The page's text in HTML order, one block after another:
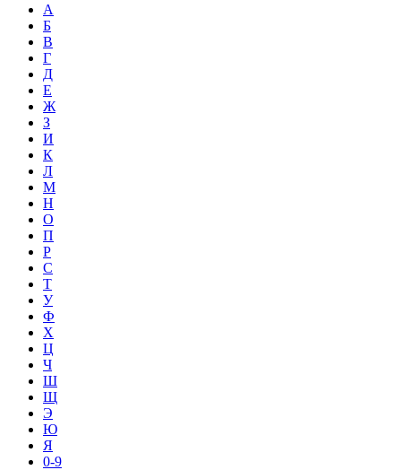
А
Б
В
Г
Д
Е
Ж
З
И
К
Л
М
Н
О
П
Р
С
Т
У
Ф
Х
Ц
Ч
Ш
Щ
Э
Ю
Я
0-9